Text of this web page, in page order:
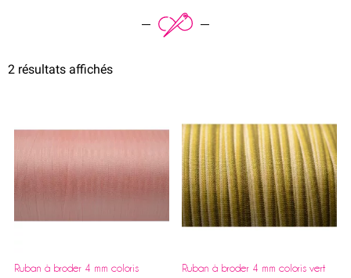
2 résultats affichés
Ruban à broder 4 mm coloris
Ruban à broder 4 mm coloris vert